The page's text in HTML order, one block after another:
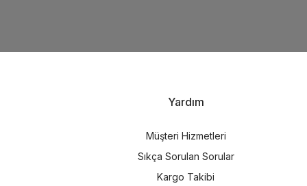
Yardım
Müşteri Hizmetleri
Sıkça Sorulan Sorular
Kargo Takibi